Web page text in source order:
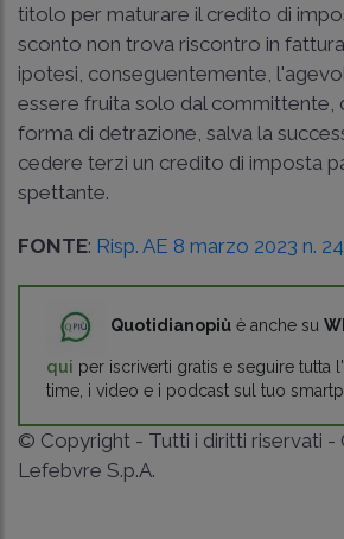
titolo per maturare il credito di
sconto non trova riscontro in
ipotesi, conseguentemente,
essere fruita solo dal
forma di detrazione, salva la
cedere terzi un credito di imposta
spettante.
FONTE: Risp. AE 8 marzo 2023 n.
Quotidianopiù è anche su
qui per iscriverti gratis e seguire tutta
time, i video e i podcast sul tuo
© Copyright - Tutti i diritti riservati -
Lefebvre S.p.A.